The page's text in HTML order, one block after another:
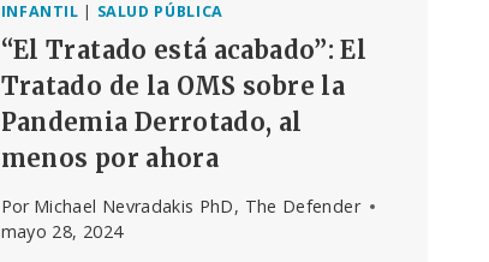
INFANTIL | SALUD PÚBLICA
“El Tratado está acabado”: El
Tratado de la OMS sobre la
Pandemia Derrotado, al
menos por ahora
Por Michael Nevradakis PhD, The Defender
mayo 28, 2024